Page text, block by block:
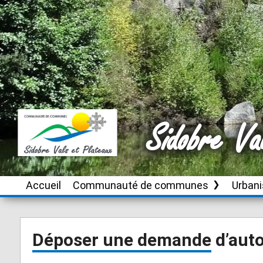
Sidobre
Accueil Communauté de communes
Le territoire Brassac
Cambounès
communauté
Plan
Déposer une demande